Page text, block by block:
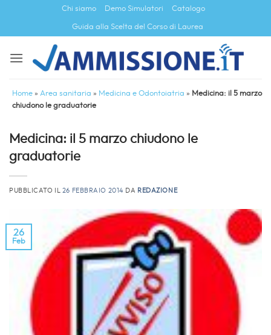
contenuti
Chi siamo Demo Simulatori Catalogo
Guida alla Scelta del Corso di Laurea
Home » Area sanitaria » Medicina e Odontoiatria » Medicina: il 5 marzo
chiudono le graduatorie
Medicina: il 5 marzo chiudono le
graduatorie
PUBBLICATO IL 26 FEBBRAIO 2014 DA REDAZIONE
26
Feb